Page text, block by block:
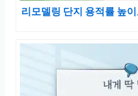
리모델링 단지 용적률 높